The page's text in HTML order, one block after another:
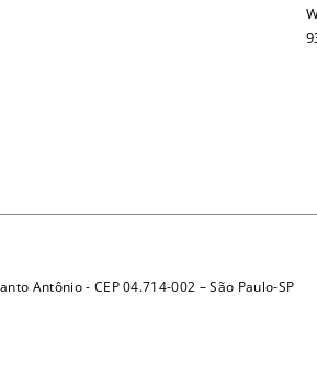
Antônio - CEP 04.714-002 – São Paulo-SP